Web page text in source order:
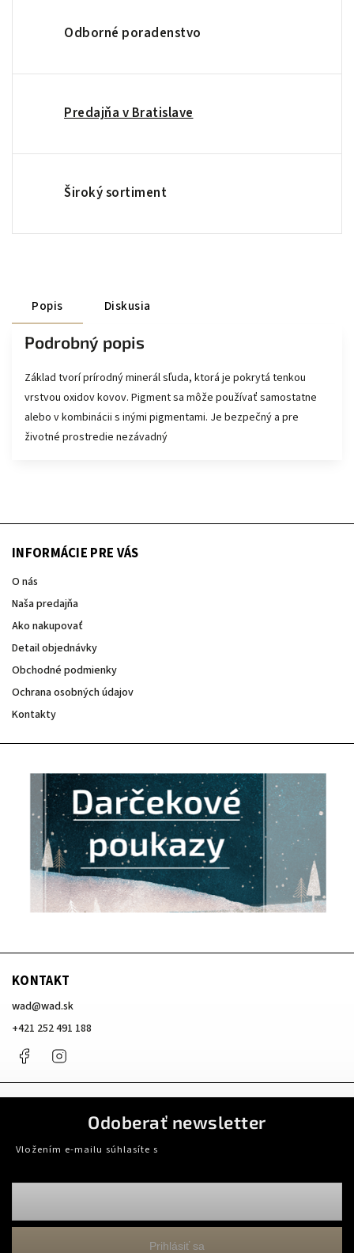
Odborné poradenstvo
Predajňa v Bratislave
Široký sortiment
Popis Diskusia
Podrobný popis
Základ tvorí prírodný minerál sľuda, ktorá je pokrytá tenkou
vrstvou oxidov kovov. Pigment sa môže používať samostatne
alebo v kombinácii s inými pigmentami. Je bezpečný a pre
životné prostredie nezávadný
INFORMÁCIE PRE VÁS
O nás
Naša predajňa
Ako nakupovať
Detail objednávky
Obchodné podmienky
Ochrana osobných údajov
Kontakty
KONTAKT
wad@wad.sk
+421 252 491 188
Facebook
Odoberať newsletter
Vložením e-mailu súhlasíte s
Prihlásiť sa